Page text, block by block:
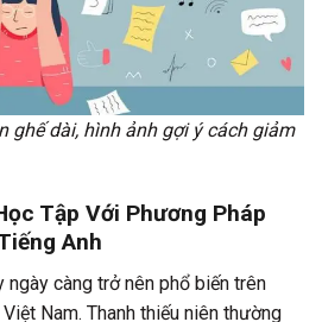
ghế dài, hình ảnh gợi ý cách giảm
Tập Với Phương Pháp
Anh
càng trở nên phổ biến trên
Nam. Thanh thiếu niên thường